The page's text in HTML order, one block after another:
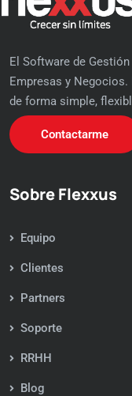
El Software de
Empresas y
de forma simple,
Contactarme
Sobre Flexxus
Equipo
Clientes
Partners
Soporte
RRHH
Blog